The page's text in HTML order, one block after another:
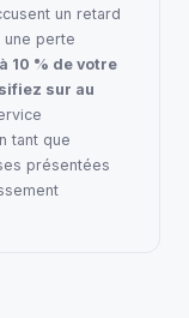
un retard
une perte
10 % de votre
sur au
tant que
présentées